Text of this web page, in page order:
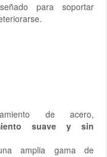
para soportar
de acero,
suave y sin
amplia gama de